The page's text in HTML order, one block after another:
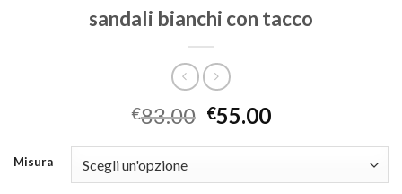
sandali bianchi con tacco
€83.00 €55.00
Misura